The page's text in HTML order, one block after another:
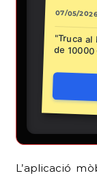
07/05/2026
"Truca
de 10000
L’aplicació